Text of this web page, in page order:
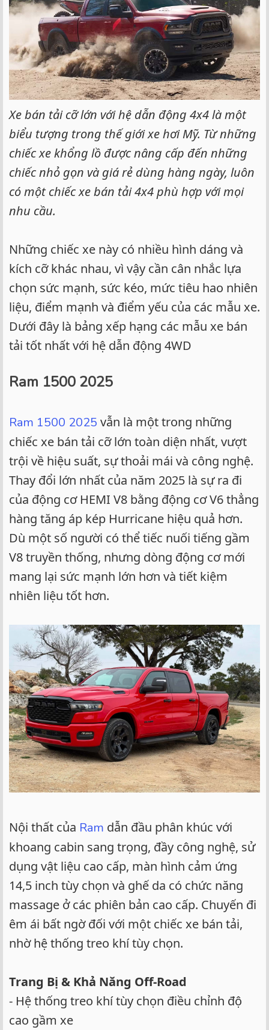
Xe bán tải cỡ lớn với hệ dẫn động 4x4 là một
biểu tượng trong thế giới xe hơi Mỹ. Từ những
chiếc xe khổng lồ được nâng cấp đến những
chiếc nhỏ gọn và giá rẻ dùng hàng ngày, luôn
có một chiếc xe bán tải 4x4 phù hợp với mọi
nhu cầu.
Những chiếc xe này có nhiều hình dáng và
kích cỡ khác nhau, vì vậy cần cân nhắc lựa
chọn sức mạnh, sức kéo, mức tiêu hao nhiên
liệu, điểm mạnh và điểm yếu của các mẫu xe.
Dưới đây là bảng xếp hạng các mẫu xe bán
tải tốt nhất với hệ dẫn động 4WD
Ram 1500 2025
Ram 1500 2025 vẫn là một trong những
chiếc xe bán tải cỡ lớn toàn diện nhất, vượt
trội về hiệu suất, sự thoải mái và công nghệ.
Thay đổi lớn nhất của năm 2025 là sự ra đi
của động cơ HEMI V8 bằng động cơ V6 thẳng
hàng tăng áp kép Hurricane hiệu quả hơn.
Dù một số người có thể tiếc nuối tiếng gầm
V8 truyền thống, nhưng dòng động cơ mới
mang lại sức mạnh lớn hơn và tiết kiệm
nhiên liệu tốt hơn.
Nội thất của Ram dẫn đầu phân khúc với
khoang cabin sang trọng, đầy công nghệ, sử
dụng vật liệu cao cấp, màn hình cảm ứng
14,5 inch tùy chọn và ghế da có chức năng
massage ở các phiên bản cao cấp. Chuyến đi
êm ái bất ngờ đối với một chiếc xe bán tải,
nhờ hệ thống treo khí tùy chọn.
Trang Bị & Khả Năng Off-Road
- Hệ thống treo khí tùy chọn điều chỉnh độ
cao gầm xe